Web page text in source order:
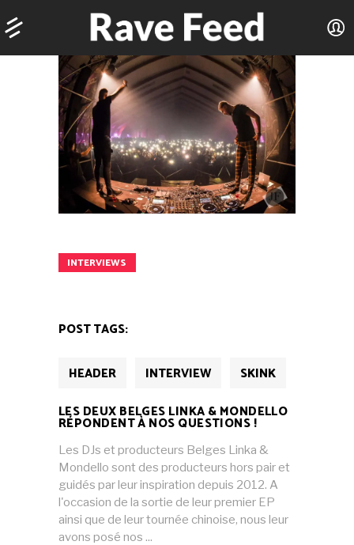
INTERVIEWS
POST TAGS:
HEADER INTERVIEW
SKINK
LES DEUX BELGES LINKA & MONDELLO
RÉPONDENT À NOS QUESTIONS !
Les DJs et producteurs Belges Linka &
Mondello sont des producteurs hors pair et
guidés par leur inspiration depuis 2012. A
l'occasion de la sortie de leur premier EP
ainsi que de leur tournée chinoise, nous leur
avons posé nos